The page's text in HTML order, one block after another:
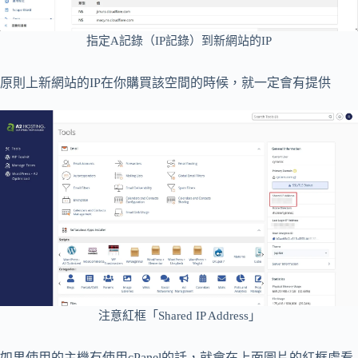
指定A記錄（IP記錄）到新網站的IP
原則上新網站的IP在你購買該空間的時候，就一定會有提供
注意紅框「Shared IP Address」